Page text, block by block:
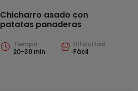
Chicharro asado con
patatas panaderas
Tiempo
20-30 min
Dificultad
Fácil